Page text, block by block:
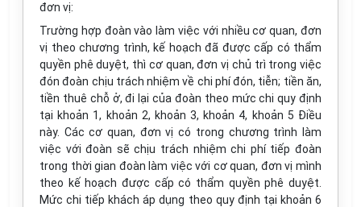
đơn vị:
Trường hợp đoàn vào làm việc với nhiều cơ quan, đơn
vị theo chương trình, kế hoạch đã được cấp có thẩm
quyền phê duyệt, thì cơ quan, đơn vị chủ trì trong việc
đón đoàn chịu trách nhiệm về chi phí đón, tiễn; tiền ăn,
tiền thuê chỗ ở, đi lại của đoàn theo mức chi quy định
tại khoản 1, khoản 2, khoản 3, khoản 4, khoản 5 Điều
này. Các cơ quan, đơn vị có trong chương trình làm
việc với đoàn sẽ chịu trách nhiệm chi phí tiếp đoàn
trong thời gian đoàn làm việc với cơ quan, đơn vị mình
theo kế hoạch được cấp có thẩm quyền phê duyệt.
Mức chi tiếp khách áp dụng theo quy định tại khoản 6